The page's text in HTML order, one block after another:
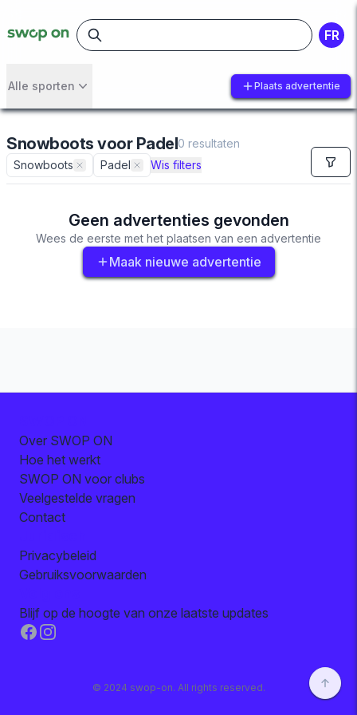
FR
Alle sporten Plaats advertentie
Snowboots voor Padel0 resultaten
Snowboots
Padel Wis filters
Geen advertenties gevonden
Wees de eerste met het plaatsen van een advertentie
Maak nieuwe advertentie
Over SWOP ON
Hoe het werkt
SWOP ON voor clubs
Veelgestelde vragen
Contact
Privacybeleid
Gebruiksvoorwaarden
Blijf op de hoogte van onze laatste updates
Facebook
Instagram
© 2024 swop-on. All rights reserved.